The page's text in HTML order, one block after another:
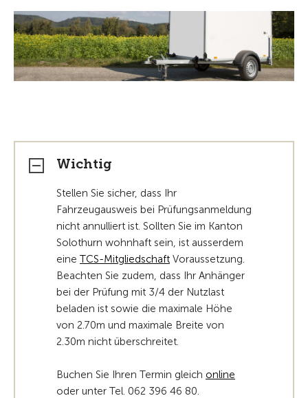
Wichtig
Stellen Sie sicher, dass Ihr
Fahrzeugausweis bei Prüfungsanmeldung
nicht annulliert ist. Sollten Sie im Kanton
Solothurn wohnhaft sein, ist ausserdem
eine TCS-Mitgliedschaft Voraussetzung.
Beachten Sie zudem, dass Ihr Anhänger
bei der Prüfung mit 3/4 der Nutzlast
beladen ist sowie die maximale Höhe
von 2.70m und maximale Breite von
2.30m nicht überschreitet.
Buchen Sie Ihren Termin gleich online
oder unter Tel. 062 396 46 80.